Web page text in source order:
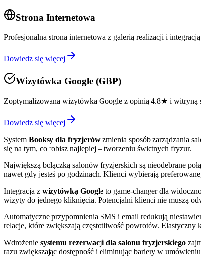
Strona Internetowa
Profesjonalna strona internetowa z galerią realizacji i
Dowiedz się więcej
Wizytówka Google (GBP)
Zoptymalizowana wizytówka Google z opinią 4.8★ i witryną
Dowiedz się więcej
System Booksy dla fryzjerów zmienia sposób zarządzania
się na tym, co robisz najlepiej – tworzeniu świetnych fryzur.
Największą bolączką salonów fryzjerskich są nieodebrane
nawet gdy jesteś po godzinach. Klienci wybierają
Integracja z wizytówką Google to game-changer dla
wizyty do jednego kliknięcia. Potencjalni klienci nie muszą
Automatyczne przypomnienia SMS i email redukują
relacje, które zwiększają częstotliwość powrotów. Elastyczny
Wdrożenie systemu rezerwacji dla salonu fryzjerskiego
razu zwiększając dostępność i eliminując bariery w